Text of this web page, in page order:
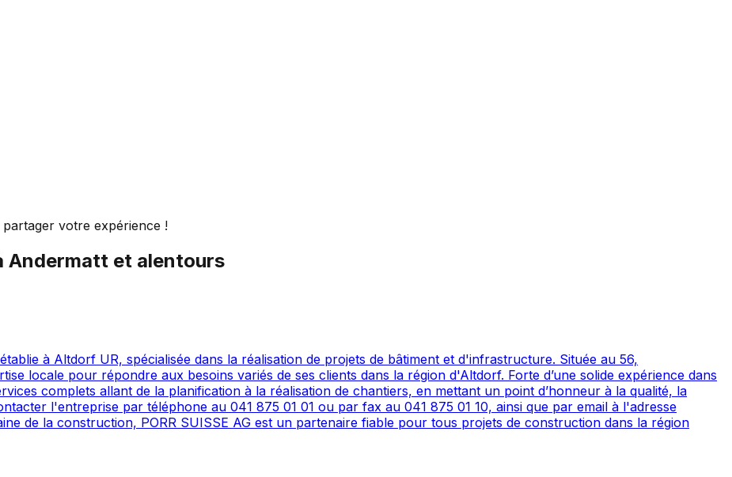
votre expérience !
Andermatt et alentours
à Altdorf UR, spécialisée dans la réalisation de projets de bâtiment et d'infrastructure. Située au 56,
locale pour répondre aux besoins variés de ses clients dans la région d'Altdorf. Forte d’une solide expérience dans
complets allant de la planification à la réalisation de chantiers, en mettant un point d’honneur à la qualité, la
l'entreprise par téléphone au 041 875 01 01 ou par fax au 041 875 01 10, ainsi que par email à l'adresse
de la construction, PORR SUISSE AG est un partenaire fiable pour tous projets de construction dans la région